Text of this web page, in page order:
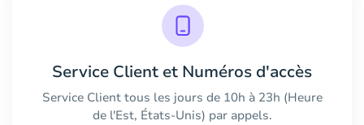
Service Client et Numéros d'accès
Service Client tous les jours de 10h à 23h (Heure
de l'Est, États-Unis) par appels.